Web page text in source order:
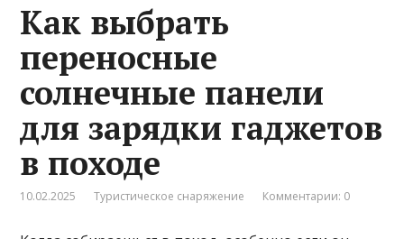
Как выбрать
переносные
солнечные панели
для зарядки гаджетов
в походе
10.02.2025 Туристическое снаряжение Комментарии: 0